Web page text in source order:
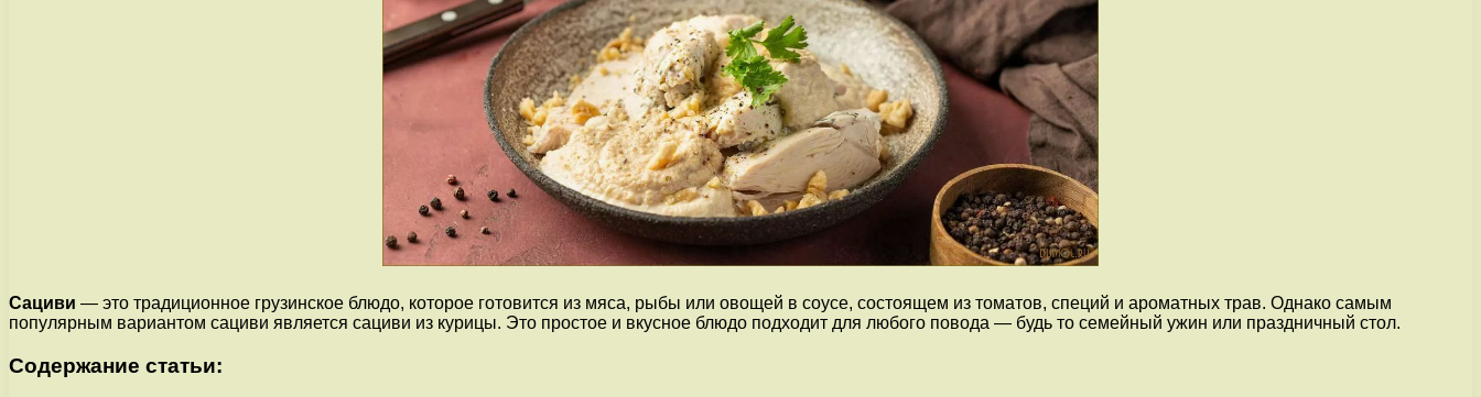
Сациви — это традиционное грузинское блюдо, которое готовится из мяса, рыбы или овощей в соусе, состоящем из томатов, специй и ароматных трав. Однако самым
популярным вариантом сациви является сациви из курицы. Это простое и вкусное блюдо подходит для любого повода — будь то семейный ужин или праздничный стол.
Содержание статьи: